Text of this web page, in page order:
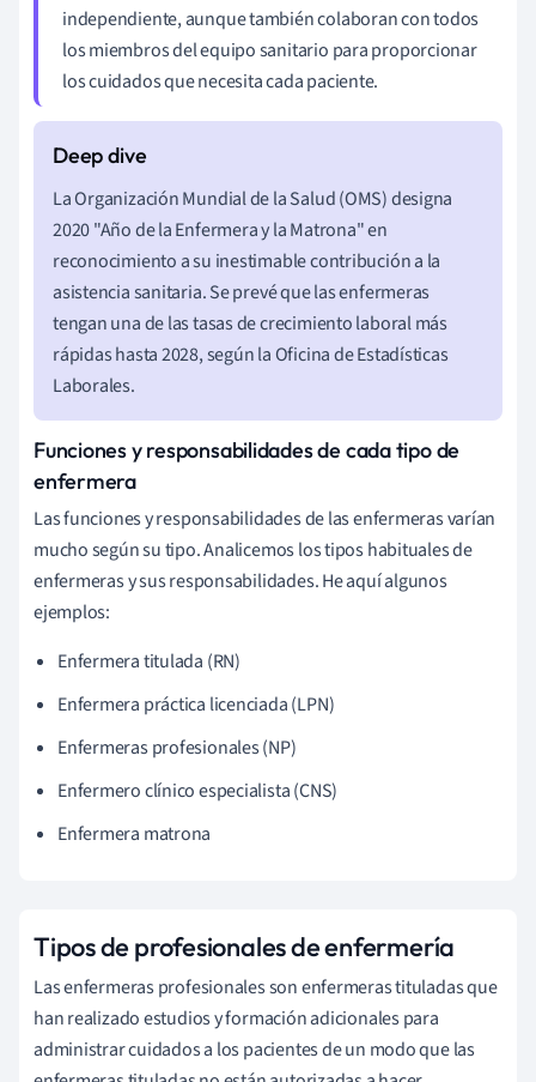
independiente, aunque también colaboran con todos
los miembros del equipo sanitario para proporcionar
los cuidados que necesita cada paciente.
La Organización Mundial de la Salud (OMS) designa
2020 "Año de la Enfermera y la Matrona" en
reconocimiento a su inestimable contribución a la
asistencia sanitaria. Se prevé que las enfermeras
tengan una de las tasas de crecimiento laboral más
rápidas hasta 2028, según la Oficina de Estadísticas
Laborales.
Funciones y responsabilidades de cada tipo de
enfermera
Las funciones y responsabilidades de las enfermeras varían
mucho según su tipo. Analicemos los tipos habituales de
enfermeras y sus responsabilidades. He aquí algunos
ejemplos:
Enfermera titulada (RN)
Enfermera práctica licenciada (LPN)
Enfermeras profesionales (NP)
Enfermero clínico especialista (CNS)
Enfermera matrona
Tipos de profesionales de enfermería
Las enfermeras profesionales son enfermeras tituladas que
han realizado estudios y formación adicionales para
administrar cuidados a los pacientes de un modo que las